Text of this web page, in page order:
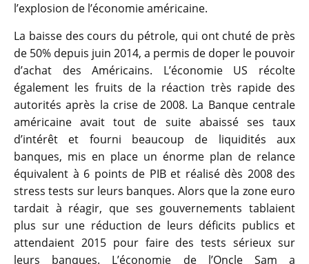
l’explosion de l’économie américaine.
La baisse des cours du pétrole, qui ont chuté de près
de 50% depuis juin 2014, a permis de doper le pouvoir
d’achat des Américains. L’économie US récolte
également les fruits de la réaction très rapide des
autorités après la crise de 2008. La Banque centrale
américaine avait tout de suite abaissé ses taux
d’intérêt et fourni beaucoup de liquidités aux
banques, mis en place un énorme plan de relance
équivalent à 6 points de PIB et réalisé dès 2008 des
stress tests sur leurs banques. Alors que la zone euro
tardait à réagir, que ses gouvernements tablaient
plus sur une réduction de leurs déficits publics et
attendaient 2015 pour faire des tests sérieux sur
leurs banques. L’économie de l’Oncle Sam a